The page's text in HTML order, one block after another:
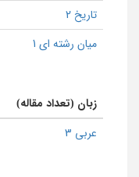
تاریخ 2
میان رشته ای 1
زبان (تعداد مقاله)
عربی 3